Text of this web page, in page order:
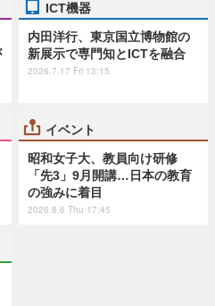
ICT機器
内田洋行、東京国立博物館の
新展示で専門知とICTを融合
2026.7.17 Fri 13:15
イベント
昭和女子大、教員向け研修
「先3」9月開講…日本の教育
の強みに着目
2026.8.6 Thu 17:45